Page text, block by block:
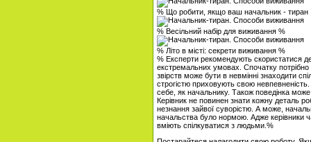
% Що робити, якщо ваш начальник - тиран
% Весільний набір для виживання %
% Літо в місті: секрети виживання %
% Експерти рекомендують скористатися
екстремальних умовах. Спочатку потрібно
звірств може бути в невмінні знаходити
строгістю приховують свою
себе, як начальнику. Також поведінка може
Керівник не повинен знати кожну деталь
незнання зайвої суворістю. А може,
начальства було нормою. Адже керівники
вміють спілкуватися з людьми.%